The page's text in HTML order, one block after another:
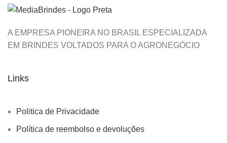
A EMPRESA PIONEIRA NO BRASIL ESPECIALIZADA
EM BRINDES VOLTADOS PARA O AGRONEGÓCIO
Links
Politica de Privacidade
Política de reembolso e devoluções